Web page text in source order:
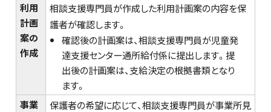
利用
計画
案の
作成
相談支援専門員が作成した利用計画案の内容を保
護者が確認します。
確認後の計画案は、相談支援専門員が児童発
達支援センター通所給付係に提出します。提
出後の計画案は、支給決定の根拠書類となり
ます。
事業
保護者の希望に応じて、相談支援専門員が事業所見